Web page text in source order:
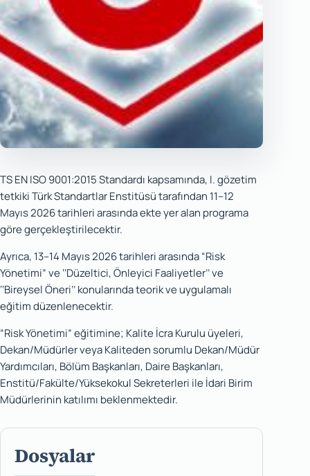
TS EN ISO 9001:2015 Standardı kapsamında, I. gözetim
tetkiki Türk Standartlar Enstitüsü tarafından 11–12
Mayıs 2026 tarihleri arasında ekte yer alan programa
göre gerçekleştirilecektir.
Ayrıca, 13–14 Mayıs 2026 tarihleri arasında “Risk
Yönetimi” ve ‘‘Düzeltici, Önleyici Faaliyetler’’ ve
‘‘Bireysel Öneri’’ konularında teorik ve uygulamalı
eğitim düzenlenecektir.
“Risk Yönetimi” eğitimine; Kalite İcra Kurulu üyeleri,
Dekan/Müdürler veya Kaliteden sorumlu Dekan/Müdür
Yardımcıları, Bölüm Başkanları, Daire Başkanları,
Enstitü/Fakülte/Yüksekokul Sekreterleri ile İdari Birim
Müdürlerinin katılımı beklenmektedir.
Dosyalar